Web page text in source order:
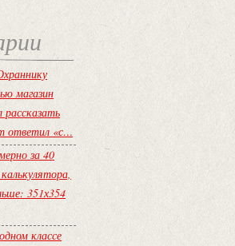
магазин
ответил «с…
за 40
351х354
классе